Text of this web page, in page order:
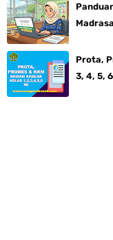
Prota,
3, 4, 5,